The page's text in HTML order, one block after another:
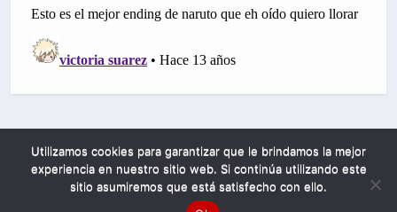
Utilizamos cookies para garantizar que le brindamos la mejor
experiencia en nuestro sitio web. Si continúa utilizando este
sitio asumiremos que está satisfecho con ello.
Mobile Desktop